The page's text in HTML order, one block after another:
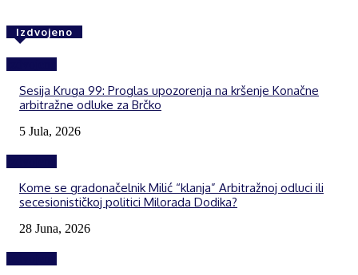
Izdvojeno
Sesija Kruga 99: Proglas upozorenja na kršenje Konačne
arbitražne odluke za Brčko
5 Jula, 2026
Kome se gradonačelnik Milić “klanja” Arbitražnoj odluci ili
secesionističkoj politici Milorada Dodika?
28 Juna, 2026